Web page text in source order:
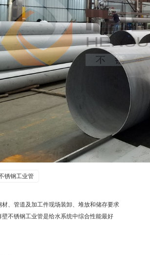
锈钢工业管
材、管道及加工件现场装卸、堆放和储存要求
壁不锈钢工业管是给水系统中综合性能最好